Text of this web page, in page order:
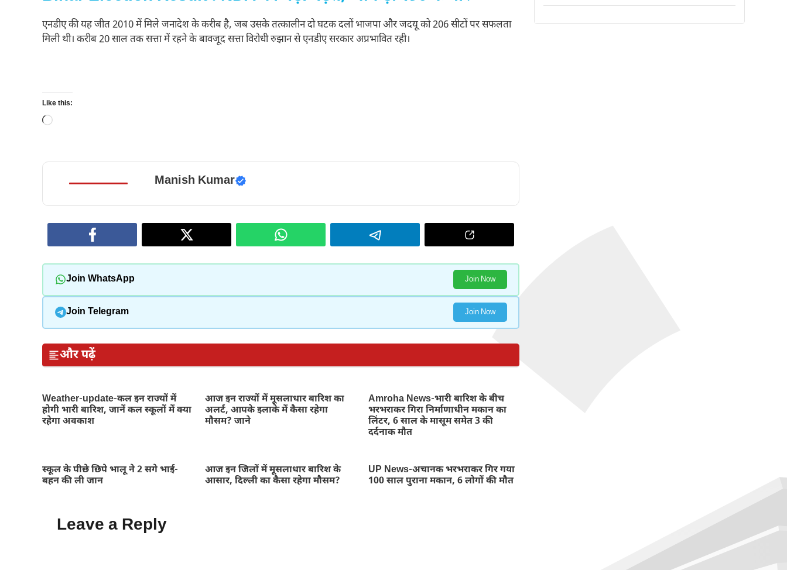
एनडीए की यह जीत 2010 में मिले जनादेश के करीब है, जब उसके तत्कालीन दो घटक दलों भाजपा और जदयू को 206 सीटों पर सफलता
मिली थी। करीब 20 साल तक सत्ता में रहने के बावजूद सत्ता विरोधी रुझान से एनडीए सरकार अप्रभावित रही।
Like this:
Loading…
Manish Kumar
Join WhatsApp Join Now
Join Telegram Join Now
और पढ़ें
Weather-update-कल इन राज्यों में
होगी भारी बारिश, जानें कल स्कूलों में क्या
रहेगा अवकाश
आज इन राज्यों में मूसलाधार बारिश का
अलर्ट, आपके इलाके में कैसा रहेगा
मौसम? जाने
Amroha News-भारी बारिश के बीच
भरभराकर गिरा निर्माणाधीन मकान का
लिंटर, 6 साल के मासूम समेत 3 की
दर्दनाक मौत
स्कूल के पीछे छिपे भालू ने 2 सगे भाई-
बहन की ली जान
आज इन जिलों में मूसलाधार बारिश के
आसार, दिल्ली का कैसा रहेगा मौसम?
UP News-अचानक भरभराकर गिर गया
100 साल पुराना मकान, 6 लोगों की मौत
Leave a Reply